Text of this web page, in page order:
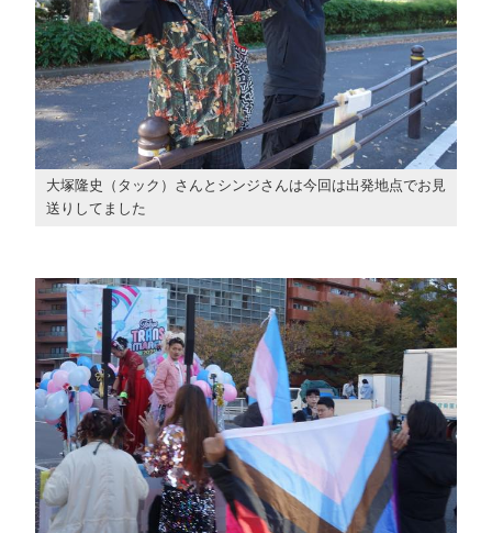
大塚隆史（タック）さんとシンジさんは今回は出発地点でお見
送りしてました